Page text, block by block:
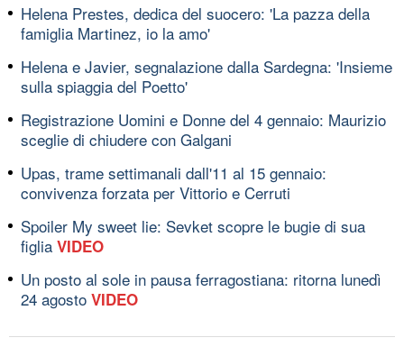
Helena Prestes, dedica del suocero: 'La pazza della
famiglia Martinez, io la amo'
Helena e Javier, segnalazione dalla Sardegna: 'Insieme
sulla spiaggia del Poetto'
Registrazione Uomini e Donne del 4 gennaio: Maurizio
sceglie di chiudere con Galgani
Upas, trame settimanali dall'11 al 15 gennaio:
convivenza forzata per Vittorio e Cerruti
Spoiler My sweet lie: Sevket scopre le bugie di sua
figlia VIDEO
Un posto al sole in pausa ferragostiana: ritorna lunedì
24 agosto VIDEO